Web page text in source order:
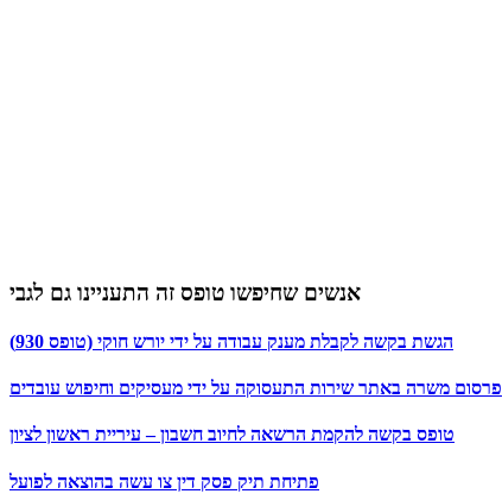
אנשים שחיפשו טופס זה התעניינו גם לגבי
הגשת בקשה לקבלת מענק עבודה על ידי יורש חוקי (טופס 930)
פרסום משרה באתר שירות התעסוקה על ידי מעסיקים וחיפוש עובדים
טופס בקשה להקמת הרשאה לחיוב חשבון – עיריית ראשון לציון
פתיחת תיק פסק דין צו עשה בהוצאה לפועל